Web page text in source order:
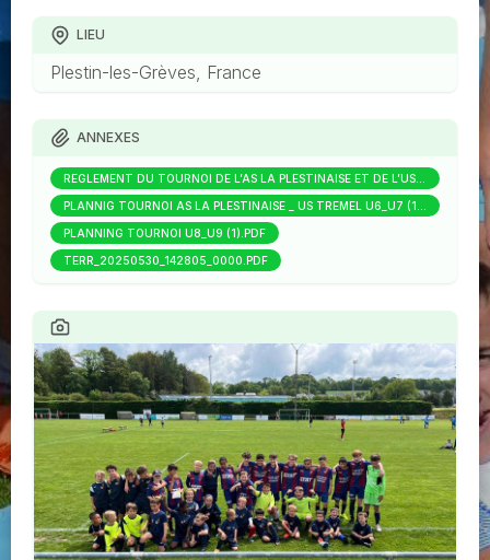
LIEU
Plestin-les-Grèves, France
ANNEXES
PLANNING TOURNOI U8_U9 (1).PDF
TERR_20250530_142805_0000.PDF